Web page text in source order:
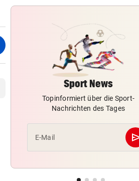
LIEFERING VERLIERT vor
Rückkehr nach Grödig
2. LIGA – 2. RUNDE
Fehlstart komplett! Nächste
für St. Pölten
Sport News
Topinformiert über die Sport-
Nachrichten des Tages
E-Mail